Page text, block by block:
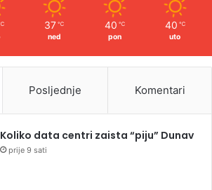
37 ℃
ned
40 ℃
pon
40 ℃
uto
Posljednje Komentari
Koliko data centri zaista “piju” Dunav
prije 9 sati